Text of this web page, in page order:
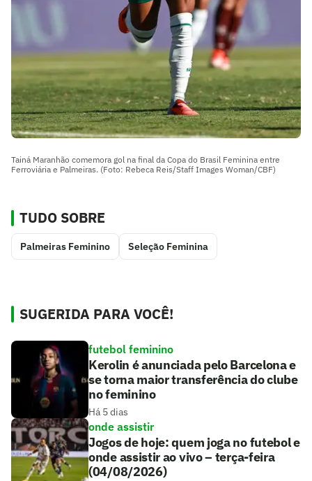
Tainá Maranhão comemora gol na final da Copa do Brasil Feminina entre
Ferroviária e Palmeiras. (Foto: Rebeca Reis/Staff Images Woman/CBF)
TUDO SOBRE
Palmeiras Feminino Seleção Feminina
SUGERIDA PARA VOCÊ!
futebol feminino
Kerolin é anunciada pelo Barcelona e
se torna maior transferência do clube
no feminino
Há 5 dias
onde assistir
Jogos de hoje: quem joga no futebol e
onde assistir ao vivo – terça-feira
(04/08/2026)